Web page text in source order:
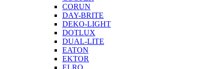
CORUN
DAY-BRITE
DEKO-LIGHT
DOTLUX
DUAL-LITE
EATON
EKTOR
ELRO